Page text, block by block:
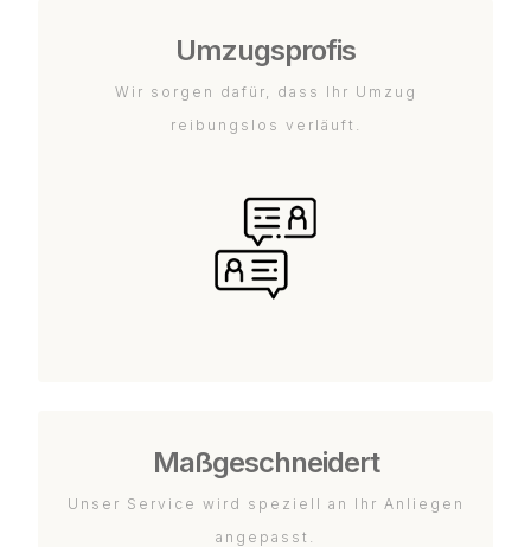
Umzugsprofis
Wir sorgen dafür, dass Ihr Umzug
reibungslos verläuft.
Maßgeschneidert
Unser Service wird speziell an Ihr Anliegen
angepasst.